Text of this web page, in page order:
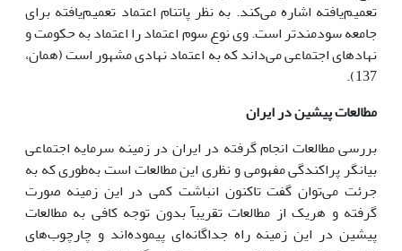
تعمیم‌یافته اشاره می‌کند. به نظر پاتنام اعتماد تعمیم‌یافته برای
جامعه سودمندتر است. وی نوع سوم اعتماد را اعتماد به حکومت و
نهادهای اجتماعی می‌داند که به اعتماد نهادی مشهور است (همان،
137).
مطالعات پیشین در ایران
بررسی مطالعات انجام گرفته در ایران در زمینه سرمایه اجتماعی
بیانگر پراکندگی مفهومی و نظری این مطالعات است به‌طوری که به
جرئت می‌توان گفت تاکنون انباشت کمی در این زمینه صورت
گرفته و هریک از مطالعات تقریبآ بدون توجه کافی به مطالعات
پیشین در این زمینه راه جداگانه‌ای پیموده‌اند و چارچوب‌های